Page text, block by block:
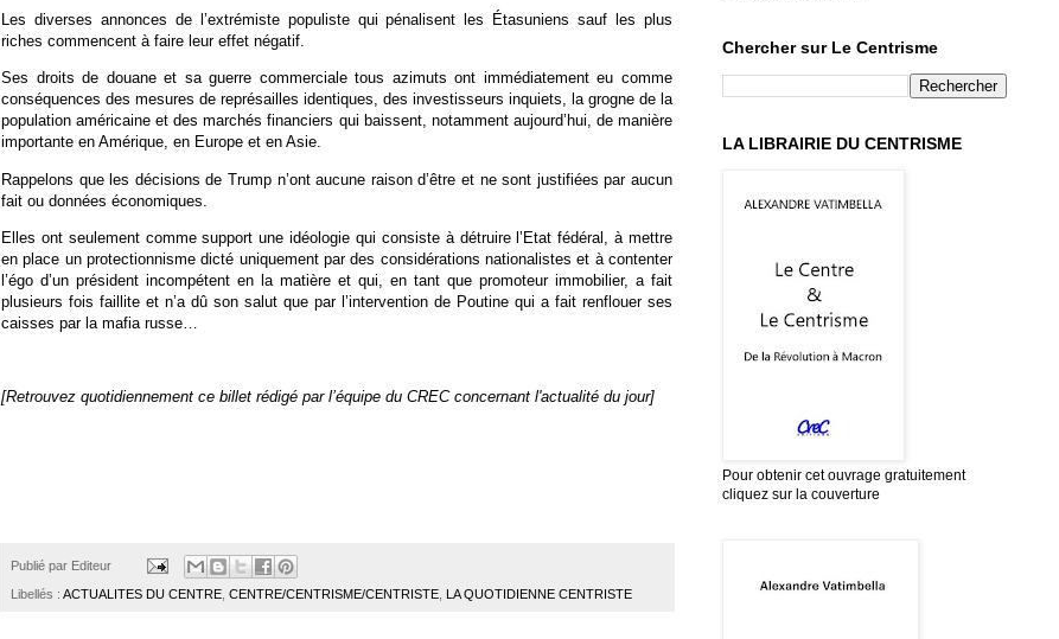
Les diverses annonces de l’extrémiste populiste qui pénalisent les Étasuniens sauf les plus
riches commencent à faire leur effet négatif.
Ses droits de douane et sa guerre commerciale tous azimuts ont immédiatement eu comme
conséquences des mesures de représailles identiques, des investisseurs inquiets, la grogne de la
population américaine et des marchés financiers qui baissent, notamment aujourd’hui, de manière
importante en Amérique, en Europe et en Asie.
Rappelons que les décisions de Trump n’ont aucune raison d’être et ne sont justifiées par aucun
fait ou données économiques.
Elles ont seulement comme support une idéologie qui consiste à détruire l’Etat fédéral, à mettre
en place un protectionnisme dicté uniquement par des considérations nationalistes et à contenter
l’égo d’un président incompétent en la matière et qui, en tant que promoteur immobilier, a fait
plusieurs fois faillite et n’a dû son salut que par l’intervention de Poutine qui a fait renflouer ses
caisses par la mafia russe…
[Retrouvez quotidiennement ce billet rédigé par l’équipe du CREC concernant l'actualité du jour]
Publié par Editeur
Libellés : ACTUALITES DU CENTRE CENTRE/CENTRISME/CENTRISTE LA QUOTIDIENNE CENTRISTE
Chercher sur Le Centrisme
LA LIBRAIRIE DU CENTRISME
Pour obtenir cet ouvrage gratuitement
cliquez sur la couverture